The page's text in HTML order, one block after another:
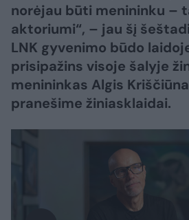
norėjau būti menininku –
aktoriumi“, – jau šį
LNK gyvenimo būdo
prisipažins visoje šalyje
menininkas Algis
pranešime žiniasklaidai.